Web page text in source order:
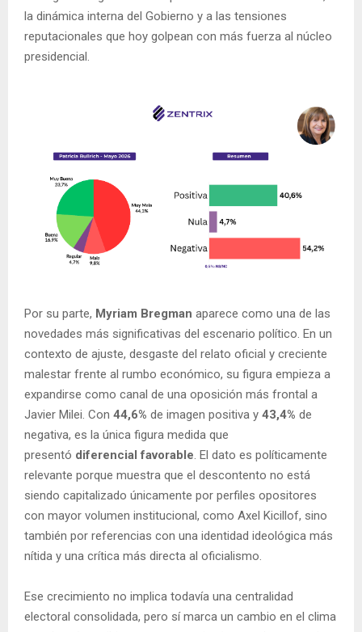
la dinámica interna del Gobierno y a las tensiones
reputacionales que hoy golpean con más fuerza al núcleo
presidencial.
Por su parte, Myriam Bregman aparece como una de las
novedades más significativas del escenario político. En un
contexto de ajuste, desgaste del relato oficial y creciente
malestar frente al rumbo económico, su figura empieza a
expandirse como canal de una oposición más frontal a
Javier Milei. Con 44,6% de imagen positiva y 43,4% de
negativa, es la única figura medida que
presentó diferencial favorable . El dato es políticamente
relevante porque muestra que el descontento no está
siendo capitalizado únicamente por perfiles opositores
con mayor volumen institucional, como Axel Kicillof, sino
también por referencias con una identidad ideológica más
nítida y una crítica más directa al oficialismo.
Ese crecimiento no implica todavía una centralidad
electoral consolidada, pero sí marca un cambio en el clima